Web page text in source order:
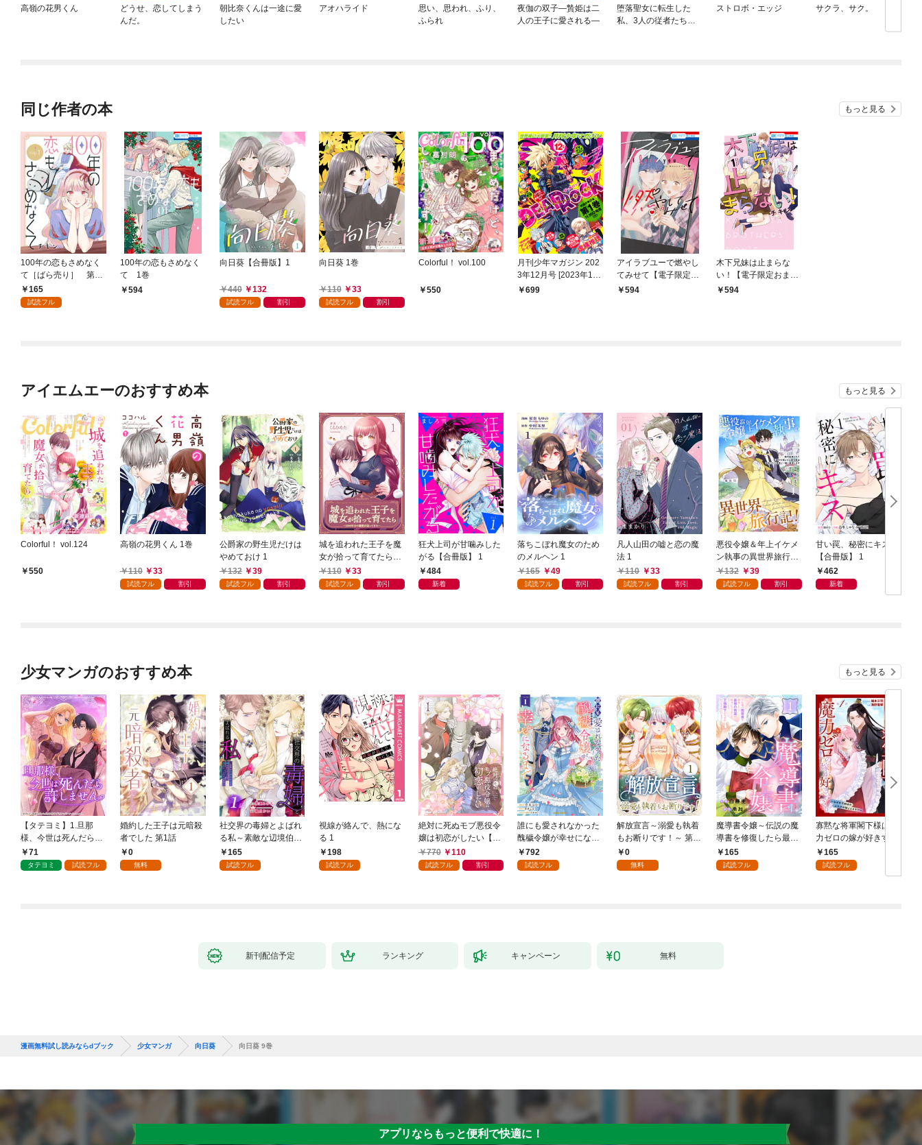
高嶺の花男くん
どうせ、恋してしまう
んだ。
朝比奈くんは一途に愛
したい
アオハライド
思い、思われ、ふり、
ふられ
夜伽の双子—贄姫は二
人の王子に愛される—
堕落聖女に転生した
私、3人の従者たちに
ストロボ・エッジ サクラ、サク。
同じ作者の本 もっと見る
100年の恋もさめなく
て［ばら売り］ 第1
話165
試読フル
100年の恋もさめなく
て 1巻
594
向日葵【合冊版】1
440 132
試読フル 割引
向日葵 1巻
110 33
試読フル 割引
Colorful！ vol.100
550
月刊少年マガジン 202
3年12月号 [2023年11
月6日発売]
699
アイラブユーで燃やし
てみせて【電子限定お
まけ付き】
594
木下兄妹は止まらな
い！【電子限定おまけ
付き】 1巻
594
アイエムエーのおすすめ本 もっと見る
Colorful！ vol.124
550
高嶺の花男くん 1巻
110 33
試読フル 割引
公爵家の野生児だけは
やめておけ 1
132
39
試読フル 割引
城を追われた王子を魔
女が拾って育てたら～
1000年分の寵愛が返っ
てきた～ 1
110 33
試読フル 割引
狂犬上司が甘噛みした
がる【合冊版】 1
484
新着
落ちこぼれ魔女のため
のメルヘン 1
165
49
試読フル 割引
凡人山田の嘘と恋の魔
法 1
110
33
試読フル 割引
悪役令嬢＆年上イケメ
ン執事の異世界旅行
記！～婚約破棄されて
慰謝料を稼いだ公爵令
132 39
試読フル 割引
甘い罠、秘密にキス
【合冊版】 1
462
新着
少女マンガのおすすめ本 もっと見る
【タテヨミ】1.旦那
様、今世は死んだら許
しません
71
タテヨミ 試読フル
婚約した王子は元暗殺
者でした 第1話
0
無料
社交界の毒婦とよばれ
る私～素敵な辺境伯令
息に腕を折られたの
で、責任とってもらい
165
試読フル
視線が絡んで、熱にな
る 1
198
試読フル
絶対に死ぬモブ悪役令
嬢は初恋がしたい【単
行本版】 1巻
770 110
試読フル 割引
誰にも愛されなかった
醜穢令嬢が幸せになる
まで 1
792
試読フル
解放宣言～溺愛も執着
もお断りです！～ 第1
話0
無料
魔導書令嬢～伝説の魔
導書を修復したら最強
の精霊が味方になりま
した（クールな王弟殿
165
試読フル
寡黙な将軍閣下様は魔
力ゼロの嫁が好きすぎ
る～なぜか旦那様の心
の声が聞こえます！？
～［1話売り］ story0
165
試読フル
新刊配信予定 ランキング キャンペーン 無料
漫画無料試し読みならdブック 少女マンガ 向日葵 向日葵 9巻
アプリならもっと便利で快適に！